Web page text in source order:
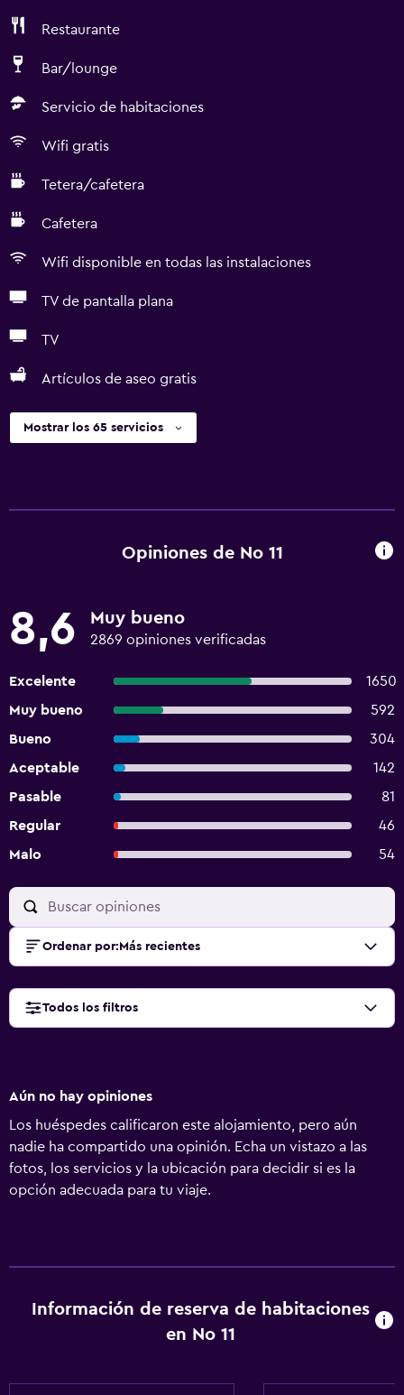
Restaurante
Bar/lounge
Servicio de habitaciones
Wifi gratis
Tetera/cafetera
Cafetera
Wifi disponible en todas las instalaciones
TV de pantalla plana
TV
Artículos de aseo gratis
Mostrar los 65 servicios
Opiniones de No 11
8,6 Muy bueno
2869 opiniones verificadas
Excelente
1650
Muy bueno
592
Bueno
304
Aceptable
142
Pasable
81
Regular
46
Malo
54
Ordenar por: Más recientes
Todos los filtros
Aún no hay opiniones
Los huéspedes calificaron este alojamiento, pero aún
nadie ha compartido una opinión. Echa un vistazo a las
fotos, los servicios y la ubicación para decidir si es la
opción adecuada para tu viaje.
Información de reserva de habitaciones
en No 11